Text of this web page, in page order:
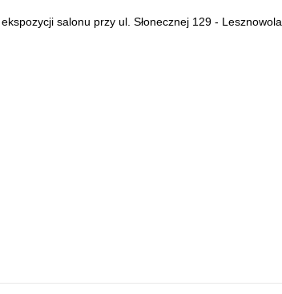
salonu przy ul. Słonecznej 129 - Lesznowola.